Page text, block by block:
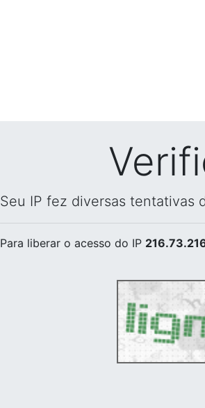
Seu IP fez diversas tentativas
Para liberar o acesso do IP